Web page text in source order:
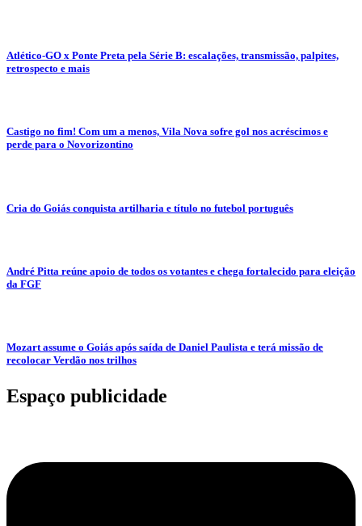
Atlético-GO x Ponte Preta pela Série B: escalações, transmissão, palpites,
retrospecto e mais
Castigo no fim! Com um a menos, Vila Nova sofre gol nos acréscimos e
perde para o Novorizontino
Cria do Goiás conquista artilharia e título no futebol português
André Pitta reúne apoio de todos os votantes e chega fortalecido para eleição
da FGF
Mozart assume o Goiás após saída de Daniel Paulista e terá missão de
recolocar Verdão nos trilhos
Espaço publicidade